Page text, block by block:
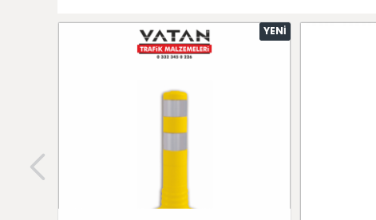
YENI